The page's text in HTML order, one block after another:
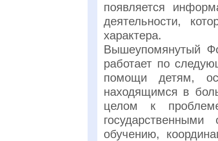
появляется
деятельности,
характера.
Вышеупомянутый
работает по
помощи детям,
находящимся в
целом к
обучению,